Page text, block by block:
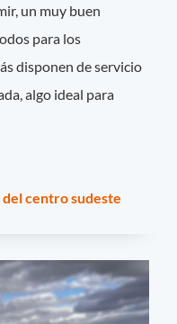
un muy buen
para los
disponen de servicio
algo ideal para
centro sudeste